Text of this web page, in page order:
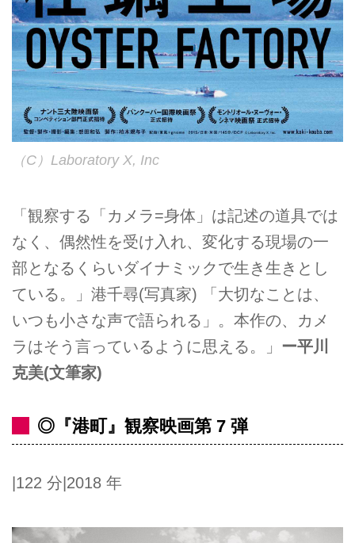
（C）Laboratory X, Inc
「観察する「カメラ=身体」は記述の道具では
なく、偶然性を受け入れ、変化する現場の一
部となるくらいダイナミックで生き生きとし
ている。」港千尋(写真家) 「大切なことは、
いつも小さな声で語られる」。本作の、カメ
ラはそう言っているように思える。」 ー平川
克美(文筆家)
◎『港町』観察映画第 7 弾
|122 分|2018 年